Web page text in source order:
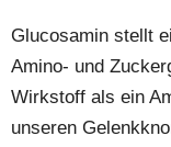
Glucosamin stellt
Amino- und
Wirkstoff als ein
unseren